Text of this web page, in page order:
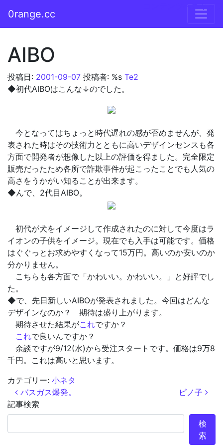
メインナビゲーション
0range.cc
AIBO
投稿日: 2001-09-07 投稿者: %s Te2
◆初代AIBOはこんな↓のでした。
今となってはちょっと時代遅れの感が否めませんが、発
表された時はその技術力とともに高いデザインセンスも各
方面で開発者が想像した以上の評価を得ました。完全限定
販売だったため各所で詐欺事件が起こったことでも人気の
高さをうかがい知ることが出来ます。
◆んで、2代目AIBO。
初代が犬をイメージして作成されたのに対して今度はラ
イオンの子供をイメージ。現在でも入手は可能です。価格
はぐぐっとお求めやすくなって15万円。高いのか安いのか
分かりません。
こちらも各方面で「かわいい。かわいい。」と好評でし
た。
◆で、先日新しいAIBOが発表されました。今回はどんな
デザインなのか？ 期待は盛り上がります。
期待させた結果がこれですか？
これで良いんですか？
余談ですが9/12(水)から受注スタートです。価格は9万8
千円。これは高いと思います。
カテゴリー: 小ネタ
投稿ナビゲーション
バスガス爆発。
ピノ子
記事検索
検
索